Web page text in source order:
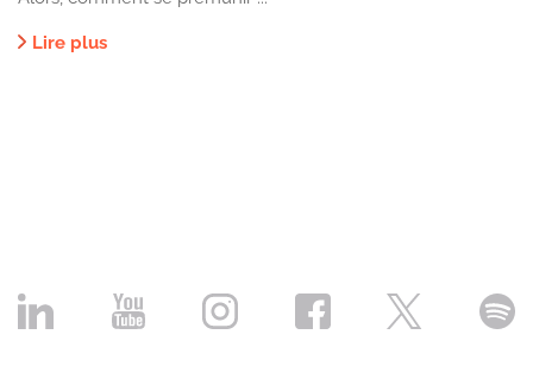
Lire plus